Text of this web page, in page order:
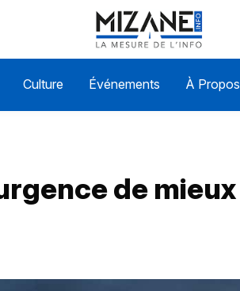
Culture Événements À Propos
de mieux